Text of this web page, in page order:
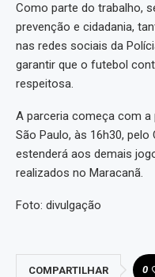
Como parte do trabalho,
prevenção e cidadania,
nas redes sociais da
garantir que o futebol
respeitosa.
A parceria começa com a
São Paulo, às 16h30,
estenderá aos demais
realizados no Maracanã.
Foto: divulgação
COMPARTILHAR 0